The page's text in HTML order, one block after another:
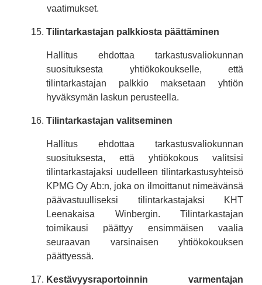
vaatimukset.
Tilintarkastajan palkkiosta päättäminen
Hallitus ehdottaa tarkastusvaliokunnan
suosituksesta yhtiökokoukselle, että
tilintarkastajan palkkio maksetaan yhtiön
hyväksymän laskun perusteella.
Tilintarkastajan valitseminen
Hallitus ehdottaa tarkastusvaliokunnan
suosituksesta, että yhtiökokous valitsisi
tilintarkastajaksi uudelleen tilintarkastusyhteisö
KPMG Oy Ab:n, joka on ilmoittanut nimeävänsä
päävastuulliseksi tilintarkastajaksi KHT
Leenakaisa Winbergin. Tilintarkastajan
toimikausi päättyy ensimmäisen vaalia
seuraavan varsinaisen yhtiökokouksen
päättyessä.
Kestävyysraportoinnin varmentajan